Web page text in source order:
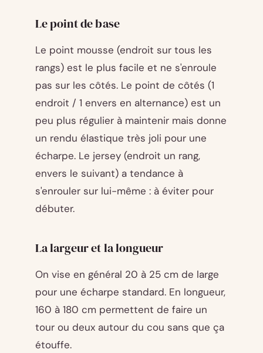
Le point de base
Le point mousse (endroit sur tous les
rangs) est le plus facile et ne s'enroule
pas sur les côtés. Le point de côtés (1
endroit / 1 envers en alternance) est un
peu plus régulier à maintenir mais donne
un rendu élastique très joli pour une
écharpe. Le jersey (endroit un rang,
envers le suivant) a tendance à
s'enrouler sur lui-même : à éviter pour
débuter.
La largeur et la longueur
On vise en général 20 à 25 cm de large
pour une écharpe standard. En longueur,
160 à 180 cm permettent de faire un
tour ou deux autour du cou sans que ça
étouffe.